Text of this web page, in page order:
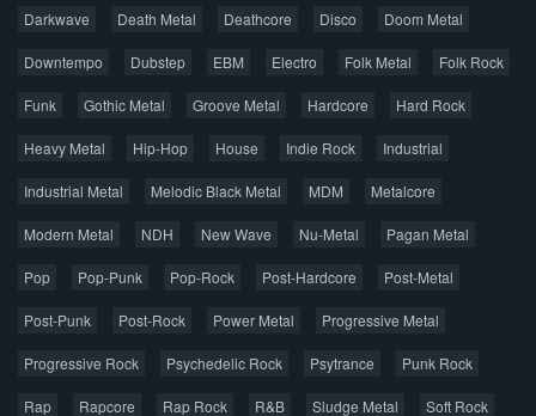
Darkwave Death Metal Deathcore Disco Doom Metal
Downtempo Dubstep EBM Electro Folk Metal Folk Rock
Funk Gothic Metal Groove Metal Hardcore Hard Rock
Heavy Metal Hip-Hop House Indie Rock Industrial
Industrial Metal Melodic Black Metal MDM Metalcore
Modern Metal NDH New Wave Nu-Metal Pagan Metal
Pop Pop-Punk Pop-Rock Post-Hardcore Post-Metal
Post-Punk Post-Rock Power Metal Progressive Metal
Progressive Rock Psychedelic Rock Psytrance Punk Rock
Rap Rapcore Rap Rock R&B Sludge Metal Soft Rock
Главная Поиск по сайту
Карта сайта
Джаз
Метал Поп Рэп Рок Шансон
Весь материал выложен для ознакомления, после
лицензионную копию.